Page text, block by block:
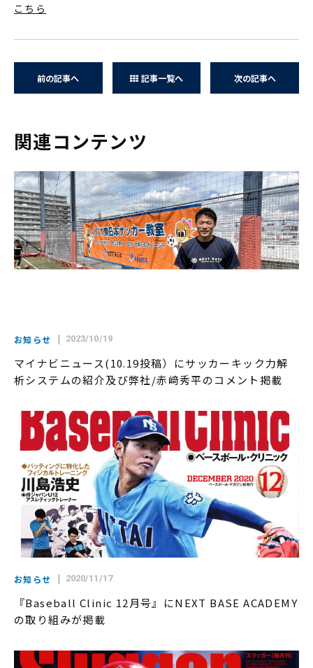
こちら
前の記事へ 記事一覧へ 次の記事へ
関連コンテンツ
お知らせ 2023/10/19
マイナビニュース(10.19投稿）にサッカーキック力解
析システムの紹介及び弊社/赤﨑秀平のコメント掲載
お知らせ 2020/11/17
『Baseball Clinic 12月号』にNEXT BASE ACADEMY
の取り組みが掲載